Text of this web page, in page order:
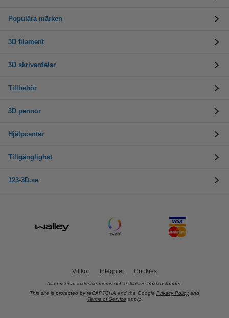
Populära märken
3D filament
3D skrivardelar
Tillbehör
3D pennor
Hjälpcenter
Tillgänglighet
123-3D.se
Villkor Integritet Cookies
Alla priser är inklusive moms och exklusive fraktkostnader.
This site is protected by reCAPTCHA and the Google Privacy Policy and
Terms of Service apply.